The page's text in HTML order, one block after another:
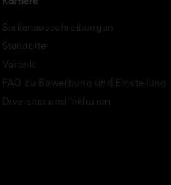
Stellenausschreibungen
Standorte
Vorteile
FAQ zu Bewerbung und Einstellung
Diversität und Inklusion